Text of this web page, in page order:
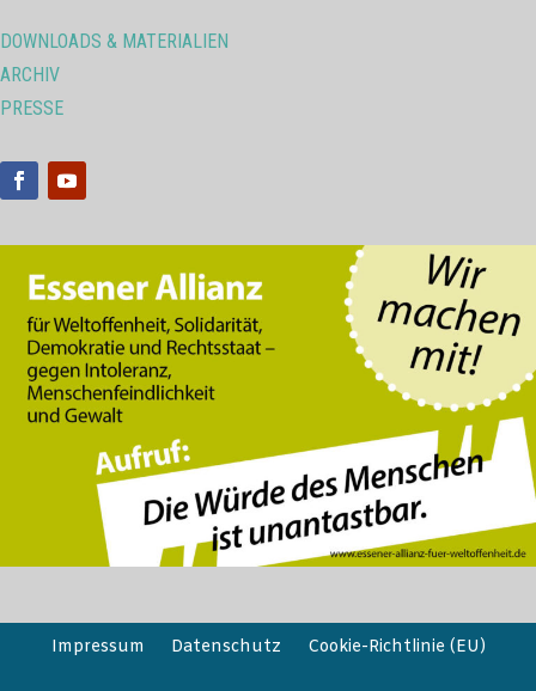
DOWNLOADS & MATERIALIEN
ARCHIV
PRESSE
Impressum Datenschutz Cookie-Richtlinie (EU)